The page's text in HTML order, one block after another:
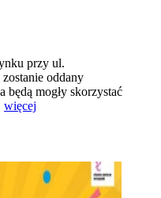
przy ul.
oddany
będą mogły skorzystać
więcej